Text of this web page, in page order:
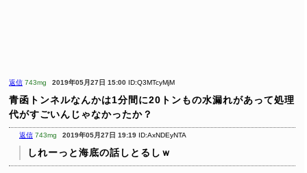
返信 743mg 2019年05月27日 15:00 ID:Q3MTcyMjM
青函トンネルなんかは1分間に20トンもの水漏れがあって処理
代がすごいんじゃなかったか？
返信 743mg 2019年05月27日 19:19 ID:AxNDEyNTA
しれーっと海底の話しとるしｗ